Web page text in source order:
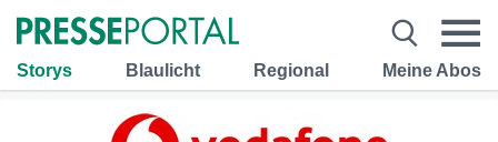
Storys Blaulicht Regional Meine Abos